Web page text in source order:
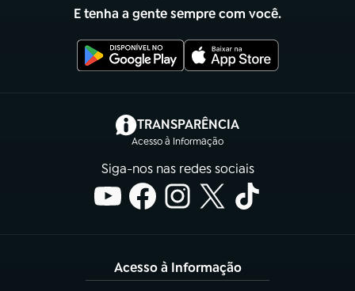
E tenha a gente sempre com você.
TRANSPARÊNCIA
Acesso à Informação
(abre em nova aba)
Siga-nos nas redes sociais
Acesso à Informação